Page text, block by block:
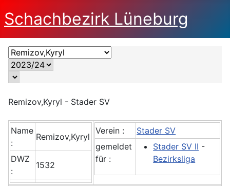
Schachbezirk Lüneburg
Remizov,Kyryl - Stader SV
Name
:
Remizov,Kyryl
DWZ
:
1532
Verein :
Stader SV
gemeldet
für :
Stader SV II -
Bezirksliga